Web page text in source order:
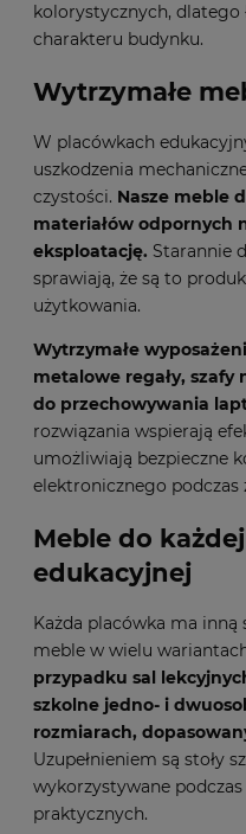
kolorystycznych, dlatego
charakteru budynku.
Wytrzymałe
W placówkach
uszkodzenia
czystości. Nasze meble
materiałów odpornych
eksploatację. Starannie
sprawiają, że są to
użytkowania.
Wytrzymałe
metalowe regały,
do przechowywania
rozwiązania wspierają
umożliwiają bezpieczne
elektronicznego podczas
Meble do
edukacyjnej
Każda placówka ma
meble w wielu
przypadku sal
szkolne jedno- i
rozmiarach,
Uzupełnieniem są stoły
wykorzystywane
praktycznych.